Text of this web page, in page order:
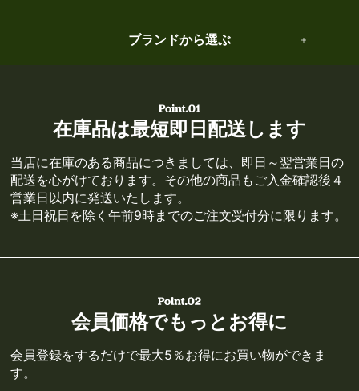
ブランドから選ぶ
在庫品は最短即日配送します
当店に在庫のある商品につきましては、即日～翌営業日の
配送を心がけております。その他の商品もご入金確認後４
営業日以内に発送いたします。
※土日祝日を除く午前9時までのご注文受付分に限ります。
会員価格でもっとお得に
会員登録をするだけで最大5％お得にお買い物ができま
す。